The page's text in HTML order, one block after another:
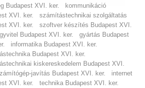
Budapest XVI. ker.
kommunikáció
XVI. ker.
számítástechnikai szolgáltatás
XVI. ker.
szoftver készítés Budapest XVI.
Budapest XVI. ker.
gyártás Budapest
informatika Budapest XVI. ker.
Budapest XVI. ker.
kiskereskedelem Budapest XVI.
javítás Budapest XVI. ker.
internet
XVI. ker.
technika Budapest XVI. ker.